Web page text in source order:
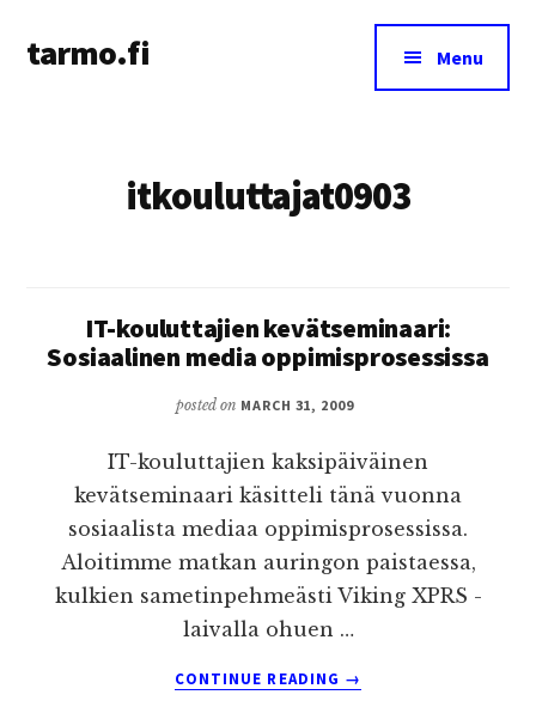
main
menu
tarmo.fi
education,
Menu
itkouluttajat0903
IT-kouluttajien kevätseminaari:
Sosiaalinen media oppimisprosessissa
posted on MARCH 31, 2009
IT-kouluttajien kaksipäiväinen
kevätseminaari käsitteli tänä vuonna
sosiaalista mediaa oppimisprosessissa.
Aloitimme matkan auringon paistaessa,
kulkien sametinpehmeästi Viking XPRS -
laivalla ohuen …
CONTINUE READING
ABOUT
→